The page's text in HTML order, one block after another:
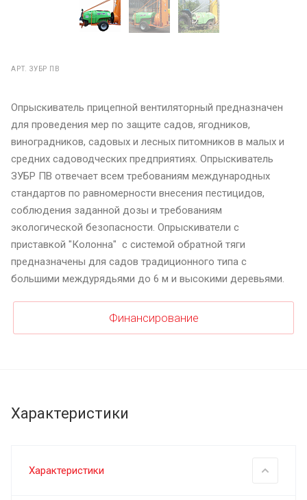
АРТ.ЗУБР ПВ
Опрыскиватель прицепной вентиляторный предназначен
для проведения мер по защите садов, ягодников,
виноградников, садовых и лесных питомников в малых и
средних садоводческих предприятиях. Опрыскиватель
ЗУБР ПВ отвечает всем требованиям международных
стандартов по равномерности внесения пестицидов,
соблюдения заданной дозы и требованиям
экологической безопасности. Опрыскиватели с
приставкой "Колонна" с системой обратной тяги
предназначены для садов традиционного типа с
большими междурядьями до 6 м и высокими деревьями.
Финансирование
Характеристики
Характеристики